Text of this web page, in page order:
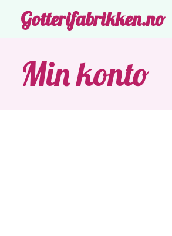
Gotterifabrikken.no
Min konto